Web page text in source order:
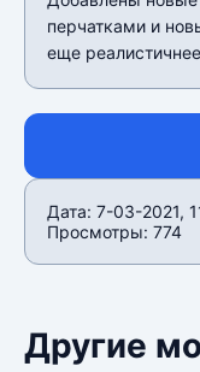
перчатками и
еще
Дата: 7-03-2021,
Просмотры: 774
Другие